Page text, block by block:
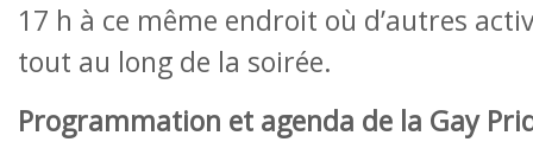
17 h à ce même endroit où d’autres
tout au long de la soirée.
Programmation et agenda de la Gay